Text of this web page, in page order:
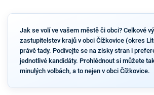
Jak se volí ve vašem městě či obci? Celkové
zastupitelstev krajů v obci Čížkovice (okres
právě tady. Podívejte se na zisky stran i
jednotlivé kandidáty. Prohlédnout si můžete
minulých volbách, a to nejen v obci Čížkovice.